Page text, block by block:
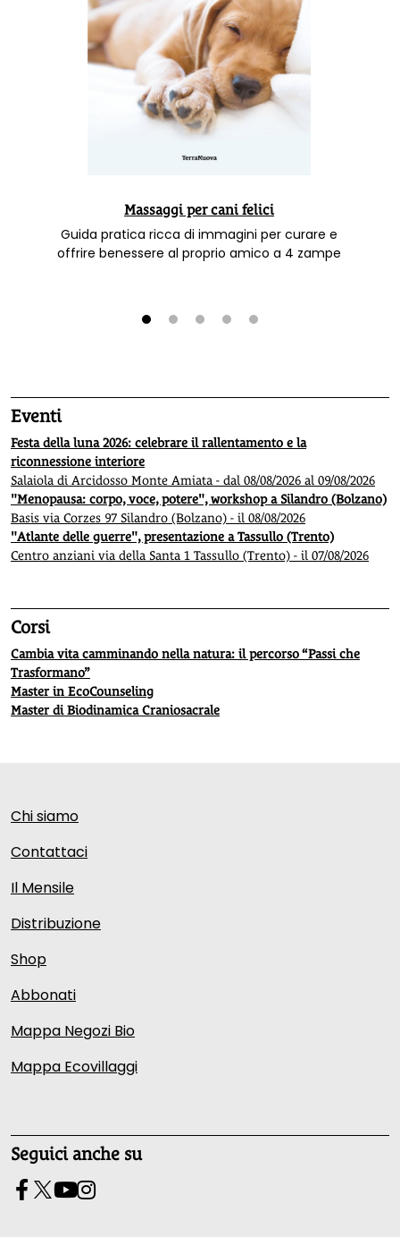
Massaggi per cani felici
Guida pratica ricca di immagini per curare e
offrire benessere al proprio amico a 4 zampe
Eventi
Festa della luna 2026: celebrare il rallentamento e la
riconnessione interiore
Salaiola di Arcidosso Monte Amiata - dal 08/08/2026 al 09/08/2026
"Menopausa: corpo, voce, potere", workshop a Silandro (Bolzano)
Basis via Corzes 97 Silandro (Bolzano) - il 08/08/2026
"Atlante delle guerre", presentazione a Tassullo (Trento)
Centro anziani via della Santa 1 Tassullo (Trento) - il 07/08/2026
Corsi
Cambia vita camminando nella natura: il percorso “Passi che
Trasformano”
Master in EcoCounseling
Master di Biodinamica Craniosacrale
Chi siamo
Contattaci
Il Mensile
Distribuzione
Shop
Abbonati
Mappa Negozi Bio
Mappa Ecovillaggi
Seguici anche su